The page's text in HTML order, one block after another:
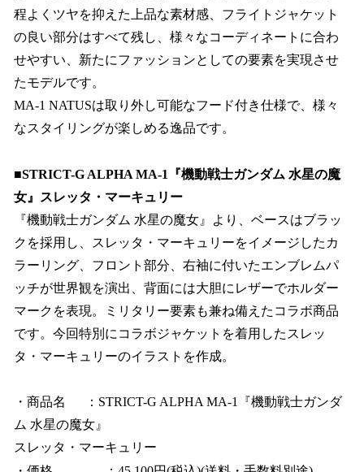
程よくツヤを抑えた上品な素材感、フライトジャケット
の良い部分はすべて残し、様々なコーディネートに合わ
せやすい、新たにファッションとしての要素を実現させ
たモデルです。
MA-1 NATUSは取り外し可能なフード付き仕様で、様々
なスタイリングが楽しめる逸品です。
■STRICT-G ALPHA MA-1『機動戦士ガンダム 水星の魔
女』スレッタ・マーキュリー
『機動戦士ガンダム 水星の魔女』より、ベースはブラッ
クを採用し、スレッタ・マーキュリーをイメージしたカ
ラーリング、フロント部分、右袖に付いたエンブレムパ
ッチが世界観を演出、背面には大胆にレザーでホルダー
マークを表現。ミリタリー要素も兼ね備えたコラボ商品
です。今回特別にコラボジャケットを着用したスレッ
タ・マーキュリーのイラストを作成。
・商品名 ：STRICT-G ALPHA MA-1『機動戦士ガンダ
ム 水星の魔女』
スレッタ・マーキュリー